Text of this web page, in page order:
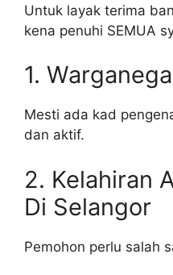
Untuk layak terima
kena penuhi SEMUA
1.
Mesti ada kad
dan aktif.
2. Kelahiran
Di Selangor
Pemohon perlu salah